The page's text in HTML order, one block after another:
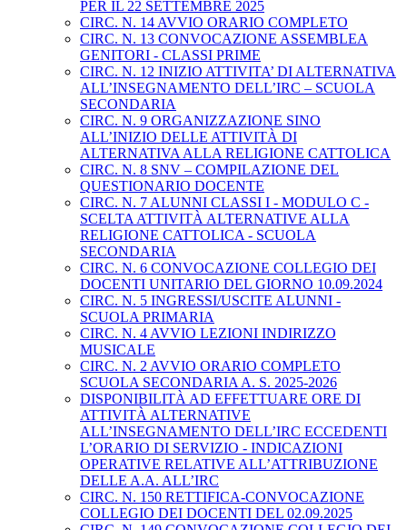
PER IL 22 SETTEMBRE 2025
CIRC. N. 14 AVVIO ORARIO COMPLETO
CIRC. N. 13 CONVOCAZIONE ASSEMBLEA
GENITORI - CLASSI PRIME
CIRC. N. 12 INIZIO ATTIVITA’ DI ALTERNATIVA
ALL’INSEGNAMENTO DELL’IRC – SCUOLA
SECONDARIA
CIRC. N. 9 ORGANIZZAZIONE SINO
ALL’INIZIO DELLE ATTIVITÀ DI
ALTERNATIVA ALLA RELIGIONE CATTOLICA
CIRC. N. 8 SNV – COMPILAZIONE DEL
QUESTIONARIO DOCENTE
CIRC. N. 7 ALUNNI CLASSI I - MODULO C -
SCELTA ATTIVITÀ ALTERNATIVE ALLA
RELIGIONE CATTOLICA - SCUOLA
SECONDARIA
CIRC. N. 6 CONVOCAZIONE COLLEGIO DEI
DOCENTI UNITARIO DEL GIORNO 10.09.2024
CIRC. N. 5 INGRESSI/USCITE ALUNNI -
SCUOLA PRIMARIA
CIRC. N. 4 AVVIO LEZIONI INDIRIZZO
MUSICALE
CIRC. N. 2 AVVIO ORARIO COMPLETO
SCUOLA SECONDARIA A. S. 2025-2026
DISPONIBILITÀ AD EFFETTUARE ORE DI
ATTIVITÀ ALTERNATIVE
ALL’INSEGNAMENTO DELL’IRC ECCEDENTI
L’ORARIO DI SERVIZIO - INDICAZIONI
OPERATIVE RELATIVE ALL’ATTRIBUZIONE
DELLE A.A. ALL’IRC
CIRC. N. 150 RETTIFICA-CONVOCAZIONE
COLLEGIO DEI DOCENTI DEL 02.09.2025